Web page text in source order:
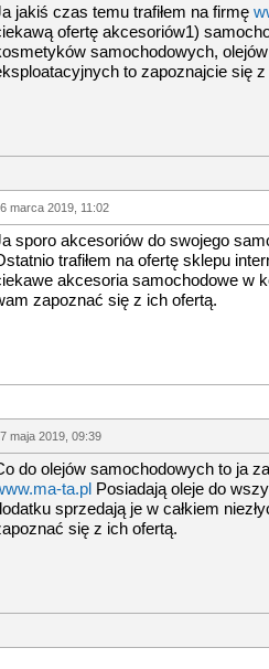
jakiś czas temu trafiłem na firmę
ofertę akcesoriów1)
samochodowych,
to zapoznajcie się
marca 2019, 11:02
sporo akcesoriów do swojego
trafiłem na ofertę sklepu
akcesoria samochodowe w
zapoznać się z ich ofertą.
maja 2019, 09:39
do olejów samochodowych to ja
ta.pl Posiadają oleje do
sprzedają je w całkiem
się z ich ofertą.